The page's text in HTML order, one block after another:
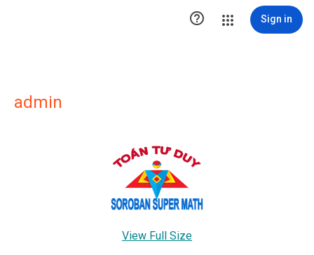
 Sign in
admin
View Full Size